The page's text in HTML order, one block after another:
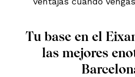
Tu base en el
las mejores